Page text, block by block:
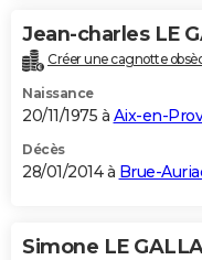
Jean-charles LE
Créer une cagnotte
Naissance
20/11/1975 à Aix-en-
Décès
28/01/2014 à Brue-
Simone LE